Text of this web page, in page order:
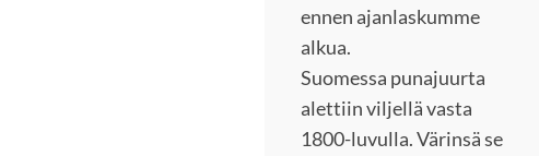
ennen ajanlaskumme
alkua.
Suomessa punajuurta
alettiin viljellä vasta
1800-luvulla. Värinsä se